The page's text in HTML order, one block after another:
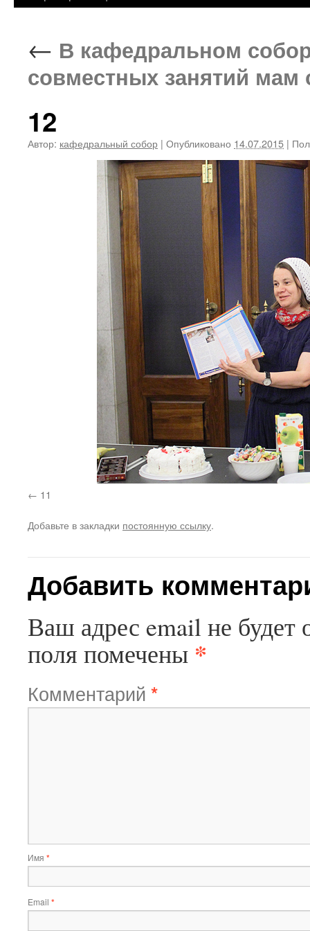
← В кафедральном
совместных занятий
12
Автор: кафедральный собор | Опубликовано 14.07.2015 |
11
Добавьте в закладки постоянную ссылку.
Добавить
Ваш адрес email не будет
поля помечены *
Комментарий *
Имя *
Email *